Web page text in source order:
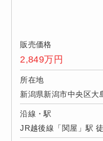
販売価格
2,849万円
所在地
新潟県新潟市中央区大
沿線・駅
JR越後線「関屋」駅